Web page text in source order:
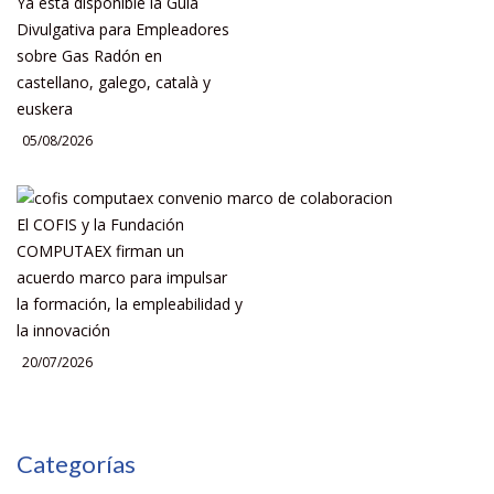
Divulgativa para Empleadores
sobre Gas Radón en
castellano, galego, català y
euskera
05/08/2026
El COFIS y la Fundación
COMPUTAEX firman un
acuerdo marco para impulsar
la formación, la empleabilidad y
la innovación
20/07/2026
Categorías